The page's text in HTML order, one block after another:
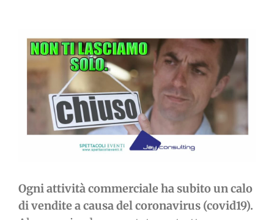
Ingrandisci
immagine
Ogni attività commerciale ha subito un calo
di vendite a causa del coronavirus (covid19).